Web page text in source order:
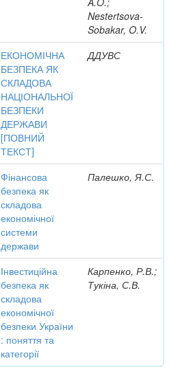
Nestertsova-
Sobakar, O.V.
ЕКОНОМІЧНА
БЕЗПЕКА ЯК
СКЛАДОВА
НАЦІОНАЛЬНОЇ
БЕЗПЕКИ
ДЕРЖАВИ
[ПОВНИЙ
ТЕКСТ]
ДДУВС
Фінансова
безпека як
складова
економічної
системи
держави
Палешко, Я.С.
Інвестиційна
безпека як
складова
економічної
безпеки України
: поняття та
категорії
Карпенко, Р.В.;
Тукіна, С.В.